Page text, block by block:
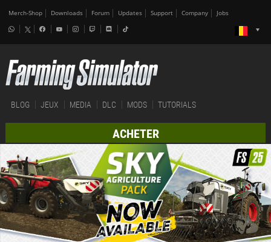
Merch-Shop Downloads Forum Updates Support Company Jobs
BLOG JEUX MEDIA DLC MODS TUTORIALS
ACHETER